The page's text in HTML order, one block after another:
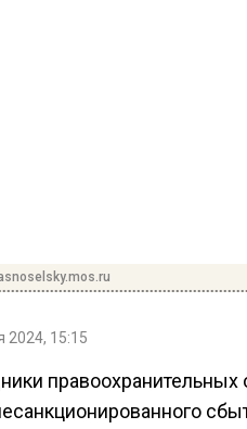
2024, 15:15
правоохранительных